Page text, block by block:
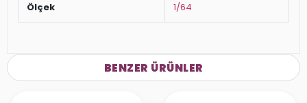
Ölçek 1/64
BENZER ÜRÜNLER